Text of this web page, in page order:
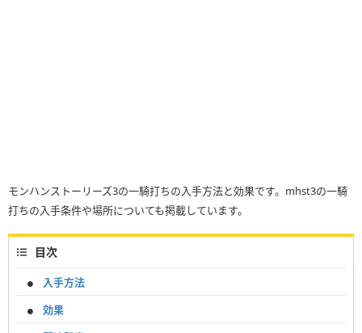
モンハンストーリーズ3の一騎打ちの入手方法と効果です。mhst3の一騎
打ちの入手条件や場所についても掲載しています。
目次
入手方法
効果